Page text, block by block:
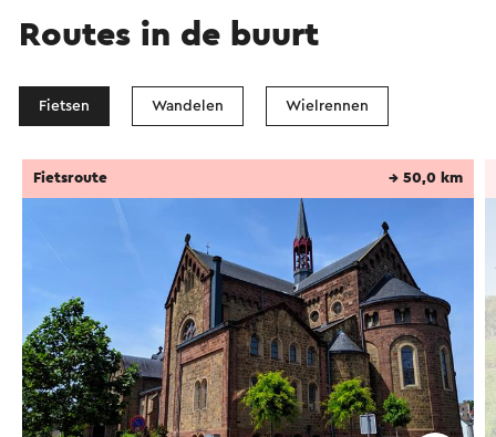
Routes in de buurt
Fietsen Wandelen Wielrennen
Fietsroute → 50,0 km